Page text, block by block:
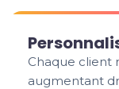
Chaque client
augmentant